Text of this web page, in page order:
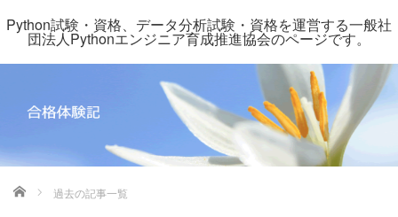
Python試験・資格、データ分析試験・資格を運営する一般社
団法人Pythonエンジニア育成推進協会のページです。
ホーム 過去の記事一覧